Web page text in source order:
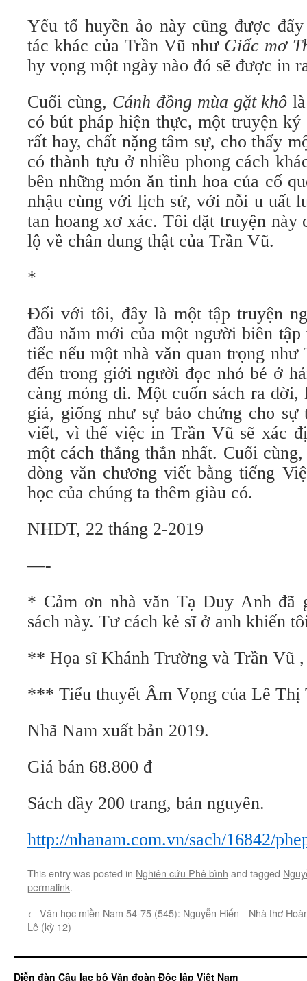
Yếu tố huyền ảo này cũng được
tác khác của Trần Vũ như Giấc mơ
hy vọng một ngày nào đó sẽ được in
Cuối cùng, Cánh đồng mùa gặt khô
có bút pháp hiện thực, một truyện
rất hay, chất nặng tâm sự, cho thấy
có thành tựu ở nhiều phong cách
bên những món ăn tinh hoa của cố
nhậu cùng với lịch sử, với nỗi u uất
tan hoang xơ xác. Tôi đặt truyện này
lộ về chân dung thật của Trần Vũ.
*
Đối với tôi, đây là một tập truyện
đầu năm mới của một người biên tập
tiếc nếu một nhà văn quan trọng
đến trong giới người đọc nhỏ bé ở
càng mỏng đi. Một cuốn sách ra đời,
giá, giống như sự bảo chứng cho
viết, vì thế việc in Trần Vũ sẽ xác
một cách thẳng thắn nhất. Cuối
dòng văn chương viết bằng tiếng
học của chúng ta thêm giàu có.
NHDT, 22 tháng 2-2019
—-
* Cảm ơn nhà văn Tạ Duy Anh đã
sách này. Tư cách kẻ sĩ ở anh khiến
** Họa sĩ Khánh Trường và Trần Vũ ,
*** Tiểu thuyết Âm Vọng của Lê Thị
Nhã Nam xuất bản 2019.
Giá bán 68.800 đ
Sách dầy 200 trang, bản nguyên.
http://nhanam.com.vn/sach/16842/
This entry was posted in Nghiên cứu Phê bình and tagged
permalink.
← Văn học miền Nam 54-75 (545): Nguyễn Hiến
Lê (kỳ 12)
Nhà thơ
Diễn đàn Câu lạc bộ Văn đoàn Độc lập Việt Nam